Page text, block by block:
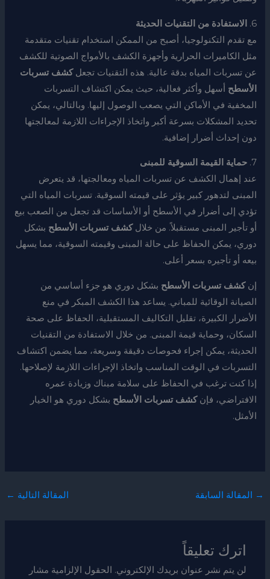
6.
الاستفادة من التقنيات الحديثة
مع تقدم التكنولوجيا، أصبح من الممكن استخدام تقنيات متقدمة
مثل الكاميرات الحرارية وأجهزة الكشف بالأمواج الصوتية للكشف
عن تسربات المياه بدقة عالية. هذه التقنيات تجعلكشف تسربات
الأسطح أسهل وأكثر فعالية، حيث يمكن اكتشاف التسربات
المخفية في الأماكن التي يصعب الوصول إليها. وبالتالي، يمكن
تحديد المشكلات بسرعة أكبر واتخاذ الإجراءات اللازمة لمعالجتها
دون إحداث أضرار إضافية.
7. حماية القيمة السوقية للمبنى
عند إهمال الكشف عن تسربات المياه ومعالجتها، قد يتعرض
المبنى لتدهور كبير يؤثر على قيمته السوقية. تسربات المياه التي
تؤدي إلى أضرار في الأسطح أو الأساسات قد تجعل من الصعب بيع
أو تأجير المبنى مستقبلاً. من خلالكشف تسربات الأسطح بشكل
دوري، يمكن الحفاظ على حالة المبنى وقيمته السوقية، مما يسهل
بيعه أو تأجيره بسعر أعلى.
إنكشف تسربات الأسطح بشكل دوري هو جزء أساسي من
الصيانة الوقائية للمباني. يساعد هذا الكشف المبكر في منع
الأضرار الكبيرة، تقليل التكاليف المستقبلية، الحفاظ على صحة
السكان، وحماية قيمة المبنى. من خلال الاستفادة من التقنيات
الحديثة، يمكن إجراء فحوصات دقيقة وسريعة، مما يضمن اكتشاف
التسربات في الوقت المناسب واتخاذ الإجراءات اللازمة لإصلاحها.
إذا كنت ترغب في الحفاظ على سلامة مبناك وزيادة عمره
الافتراضي، فإنكشف تسربات الأسطح بشكل دوري هو الخيار
الأمثل.
→ المقالة السابقة المقالة التالية ←
اترك تعليقاً
لن يتم نشر عنوان بريدك الإلكتروني. الحقول الإلزامية مشار